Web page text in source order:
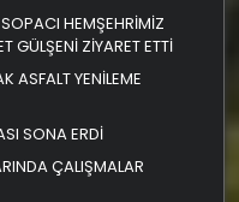
HEMŞEHRİMİZ
GÜLŞENİ ZİYARET ETTİ
ASFALT YENİLEME
SONA ERDİ
ÇALIŞMALAR